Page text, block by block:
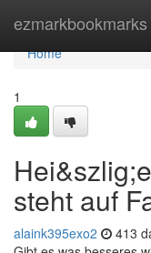
ezmarkbookmarks
Home
Home
1
steht auf
alaink395exo2 413